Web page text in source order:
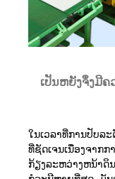
ເປັນຫຍັງຈຶ່ງມີຄ
ໃນເວລາທີ່ການປັບລ
ທີ່ຊັດເຈນເນື່ອງຈາກ
ກ້ຽງລະຫວ່າງຫນ້າດິ